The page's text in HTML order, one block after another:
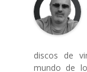
discos de
mundo de